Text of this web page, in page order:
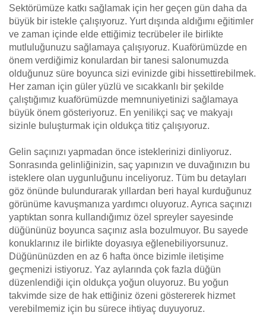
Sektörümüze katkı sağlamak için her geçen gün daha da
büyük bir istekle çalışıyoruz. Yurt dışında aldığımı eğitimler
ve zaman içinde elde ettiğimiz tecrübeler ile birlikte
mutluluğunuzu sağlamaya çalışıyoruz. Kuaförümüzde en
önem verdiğimiz konulardan bir tanesi salonumuzda
olduğunuz süre boyunca sizi evinizde gibi hissettirebilmek.
Her zaman için güler yüzlü ve sıcakkanlı bir şekilde
çalıştığımız kuaförümüzde memnuniyetinizi sağlamaya
büyük önem gösteriyoruz. En yenilikçi saç ve makyajı
sizinle buluşturmak için oldukça titiz çalışıyoruz.
Gelin saçınızı yapmadan önce isteklerinizi dinliyoruz.
Sonrasında gelinliğinizin, saç yapınızın ve duvağınızın bu
isteklere olan uygunluğunu inceliyoruz. Tüm bu detayları
göz önünde bulundurarak yıllardan beri hayal kurduğunuz
görünüme kavuşmanıza yardımcı oluyoruz. Ayrıca saçınızı
yaptıktan sonra kullandığımız özel spreyler sayesinde
düğününüz boyunca saçınız asla bozulmuyor. Bu sayede
konuklarınız ile birlikte doyasıya eğlenebiliyorsunuz.
Düğününüzden en az 6 hafta önce bizimle iletişime
geçmenizi istiyoruz. Yaz aylarında çok fazla düğün
düzenlendiği için oldukça yoğun oluyoruz. Bu yoğun
takvimde size de hak ettiğiniz özeni göstererek hizmet
verebilmemiz için bu sürece ihtiyaç duyuyoruz.